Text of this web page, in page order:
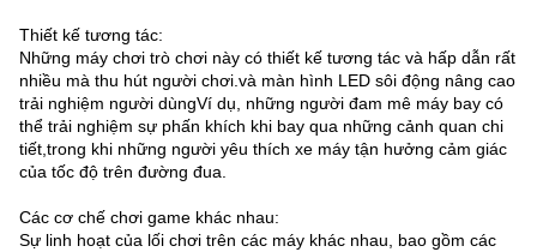
Thiết kế tương tác:
Những máy chơi trò chơi này có thiết kế tương tác và hấp dẫn rất
nhiều mà thu hút người chơi.và màn hình LED sôi động nâng cao
trải nghiệm người dùngVí dụ, những người đam mê máy bay có
thể trải nghiệm sự phấn khích khi bay qua những cảnh quan chi
tiết,trong khi những người yêu thích xe máy tận hưởng cảm giác
của tốc độ trên đường đua.
Các cơ chế chơi game khác nhau:
Sự linh hoạt của lối chơi trên các máy khác nhau, bao gồm các